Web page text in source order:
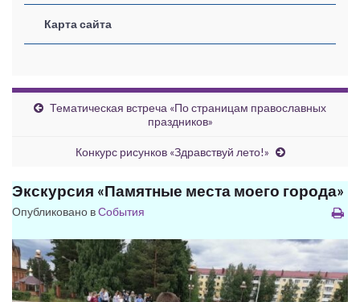
Карта сайта
Тематическая встреча «По страницам православных
праздников»
Конкурс рисунков «Здравствуй лето!»
Экскурсия «Памятные места моего города»
Опубликовано вСобытия